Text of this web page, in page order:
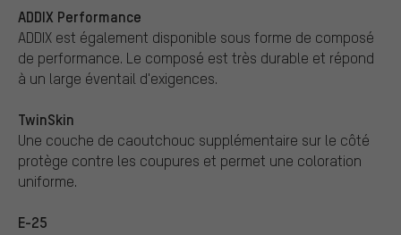
ADDIX Performance
ADDIX est également disponible sous forme de composé
de performance. Le composé est très durable et répond
à un large éventail d'exigences.
TwinSkin
Une couche de caoutchouc supplémentaire sur le côté
protège contre les coupures et permet une coloration
uniforme.
E-25